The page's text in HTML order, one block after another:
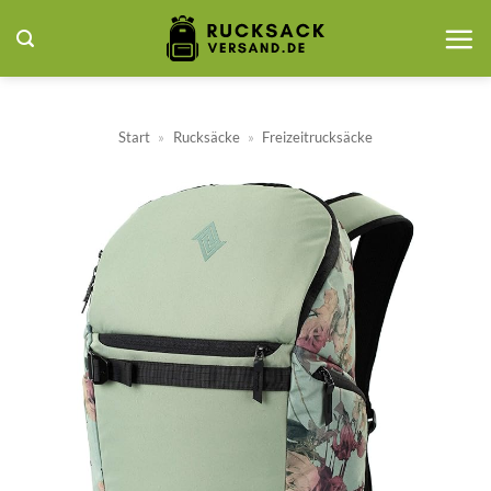
Inhalt
springen
Start » Rucksäcke » Freizeitrucksäcke